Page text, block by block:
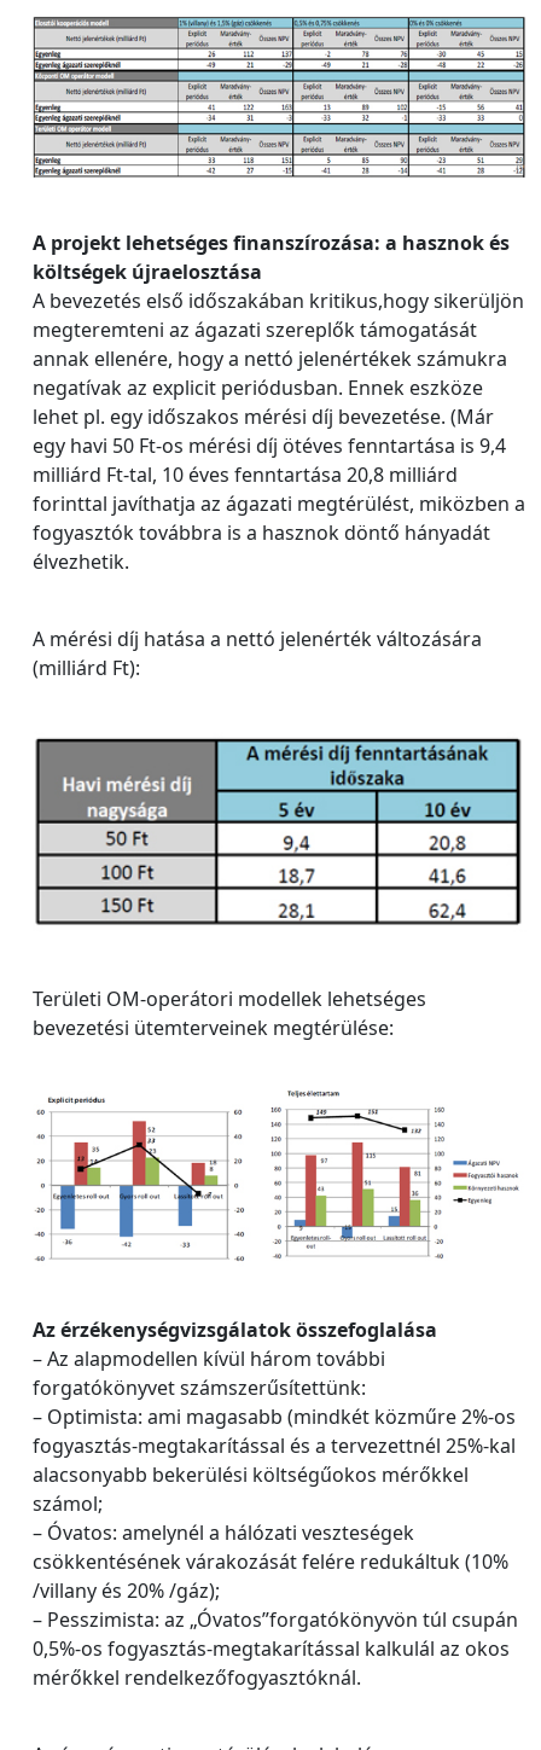
A projekt lehetséges finanszírozása: a hasznok és
költségek újraelosztása
A bevezetés első időszakában kritikus,hogy sikerüljön
megteremteni az ágazati szereplők támogatását
annak ellenére, hogy a nettó jelenértékek számukra
negatívak az explicit periódusban. Ennek eszköze
lehet pl. egy időszakos mérési díj bevezetése. (Már
egy havi 50 Ft‐os mérési díj ötéves fenntartása is 9,4
milliárd Ft‐tal, 10 éves fenntartása 20,8 milliárd
forinttal javíthatja az ágazati megtérülést, miközben a
fogyasztók továbbra is a hasznok döntő hányadát
élvezhetik.
A mérési díj hatása a nettó jelenérték változására
(milliárd Ft):
Területi OM-operátori modellek lehetséges
bevezetési ütemterveinek megtérülése:
Az érzékenységvizsgálatok összefoglalása
– Az alapmodellen kívül három további
forgatókönyvet számszerűsítettünk:
– Optimista: ami magasabb (mindkét közműre 2%‐os
fogyasztás‐megtakarítással és a tervezettnél 25%‐kal
alacsonyabb bekerülési költségűokos mérőkkel
számol;
– Óvatos: amelynél a hálózati veszteségek
csökkentésének várakozását felére redukáltuk (10%
/villany és 20% /gáz);
– Pesszimista: az „Óvatos”forgatókönyvön túl csupán
0,5%‐os fogyasztás‐megtakarítással kalkulál az okos
mérőkkel rendelkezőfogyasztóknál.